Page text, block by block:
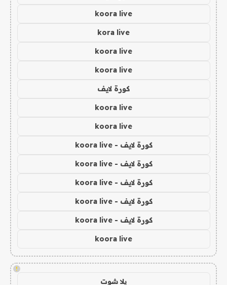
koora live
kora live
koora live
koora live
كورة لايف
koora live
koora live
كورة لايف - koora live
كورة لايف - koora live
كورة لايف - koora live
كورة لايف - koora live
كورة لايف - koora live
koora live
!
يلا شوت